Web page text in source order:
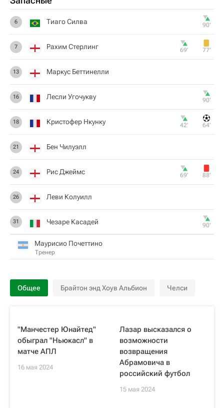
6 Тиаго Силва 90‎’‎
7 Рахим Стерлинг 69‎’‎ 77‎’‎
13 Маркус Беттинелли
16 Лесли Угочукву 90‎’‎
18 Кристофер Нкунку 42‎’‎ 64‎’‎
21 Бен Чилуэлл
24 Рис Джеймс 69‎’‎ 88‎’‎
26 Леви Колуилл
31 Чезаре Касадей 90‎’‎
Маурисио Почеттино
Тренер
Общее Брайтон энд Хоув Альбион Челси
"Манчестер Юнайтед"
обыграл "Ньюкасл" в
матче АПЛ
16 мая 2024
Лазар высказался о
возможности
возвращения
Абрамовича в
российский футбол
15 мая 2024